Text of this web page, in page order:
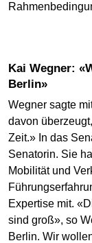
Kai Wegner: «Wir wollen eine Verkehrswende in
Berlin»
Wegner sagte
davon
Zeit.» In das
Senatorin. Sie
Mobilität und
Expertise mit.
sind groß», so
Berlin. Wir